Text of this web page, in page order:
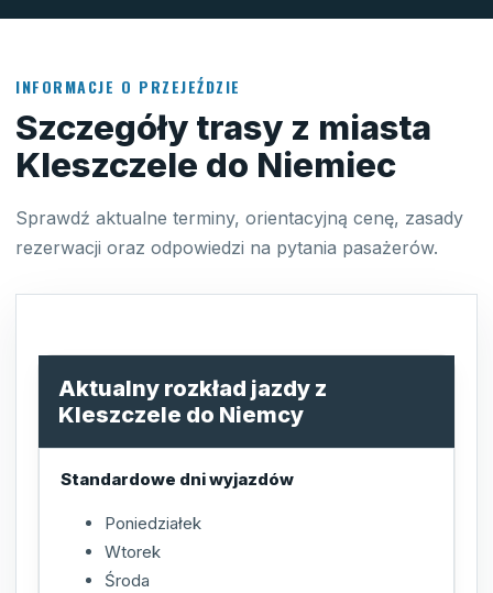
INFORMACJE O PRZEJEŹDZIE
Szczegóły trasy z miasta
Kleszczele do Niemiec
Sprawdź aktualne terminy, orientacyjną cenę, zasady
rezerwacji oraz odpowiedzi na pytania pasażerów.
Aktualny rozkład jazdy z
Kleszczele do Niemcy
Standardowe dni wyjazdów
Poniedziałek
Wtorek
Środa